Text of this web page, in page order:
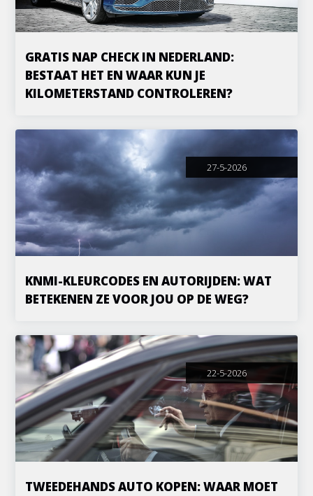
GRATIS NAP CHECK IN NEDERLAND:
BESTAAT HET EN WAAR KUN JE
KILOMETERSTAND CONTROLEREN?
27-5-2026
KNMI-KLEURCODES EN AUTORIJDEN: WAT
BETEKENEN ZE VOOR JOU OP DE WEG?
22-5-2026
TWEEDEHANDS AUTO KOPEN: WAAR MOET